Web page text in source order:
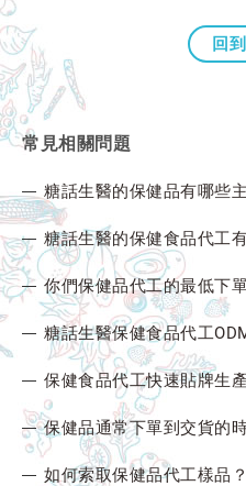
回
常見相關問題
糖話生醫的保健品有哪些
糖話生醫的保健食品代工
你們保健品代工的最低下
糖話生醫保健食品代工
保健食品代工快速貼牌生
保健品通常下單到交貨的
如何索取保健品代工樣品？